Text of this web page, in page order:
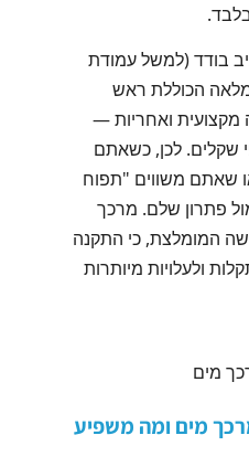
בודד (למשל עמודת
הכוללת ראש
ואחריות —
שקלים. לכן, כשאתם
שאתם משווים "תפוח
פתרון שלם. מרכך
המומלצת, כי התקנה
ולעלויות מיותרות
מים ומה משפיע